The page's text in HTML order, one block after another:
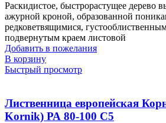
Раскидистое, быстрорастущее дерево
ажурной кроной, образованной
редковетвящимися,
подвернутым краем листовой
Добавить в пожелания
В корзину
Быстрый просмотр
Лиственница европейская
Kornik) РА 80-100 С5